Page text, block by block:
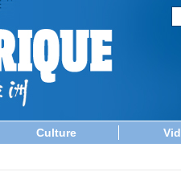
Culture